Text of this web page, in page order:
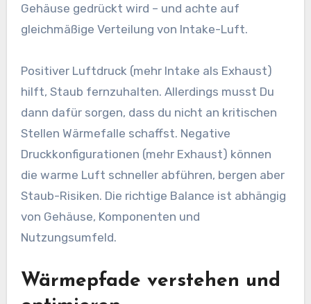
Gehäuse gedrückt wird – und achte auf
gleichmäßige Verteilung von Intake-Luft.
Positiver Luftdruck (mehr Intake als Exhaust)
hilft, Staub fernzuhalten. Allerdings musst Du
dann dafür sorgen, dass du nicht an kritischen
Stellen Wärmefalle schaffst. Negative
Druckkonfigurationen (mehr Exhaust) können
die warme Luft schneller abführen, bergen aber
Staub-Risiken. Die richtige Balance ist abhängig
von Gehäuse, Komponenten und
Nutzungsumfeld.
Wärmepfade verstehen und